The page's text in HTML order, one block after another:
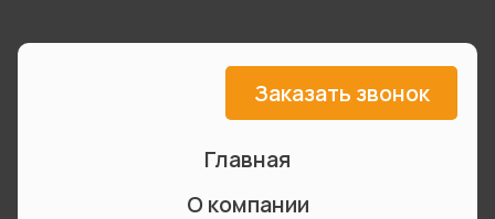
Заказать звонок
Главная
О компании